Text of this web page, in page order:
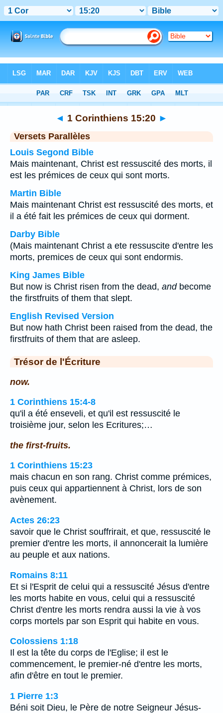
> Chapitre 15 > Verset 20
◄ 1 Corinthiens 15:20 ►
Versets Parallèles
Louis Segond Bible
Mais maintenant, Christ est ressuscité des morts, il
est les prémices de ceux qui sont morts.
Martin Bible
Mais maintenant Christ est ressuscité des morts, et
il a été fait les prémices de ceux qui dorment.
Darby Bible
(Mais maintenant Christ a ete ressuscite d'entre les
morts, premices de ceux qui sont endormis.
King James Bible
But now is Christ risen from the dead, andbecome
the firstfruits of them that slept.
English Revised Version
But now hath Christ been raised from the dead, the
firstfruits of them that are asleep.
Trésor de l'Écriture
now.
1 Corinthiens 15:4-8
qu'il a été enseveli, et qu'il est ressuscité le
troisième jour, selon les Ecritures;…
the first-fruits.
1 Corinthiens 15:23
mais chacun en son rang. Christ comme prémices,
puis ceux qui appartiennent à Christ, lors de son
avènement.
Actes 26:23
savoir que le Christ souffrirait, et que, ressuscité le
premier d'entre les morts, il annoncerait la lumière
au peuple et aux nations.
Romains 8:11
Et si l'Esprit de celui qui a ressuscité Jésus d'entre
les morts habite en vous, celui qui a ressuscité
Christ d'entre les morts rendra aussi la vie à vos
corps mortels par son Esprit qui habite en vous.
Colossiens 1:18
Il est la tête du corps de l'Eglise; il est le
commencement, le premier-né d'entre les morts,
afin d'être en tout le premier.
1 Pierre 1:3
Béni soit Dieu, le Père de notre Seigneur Jésus-